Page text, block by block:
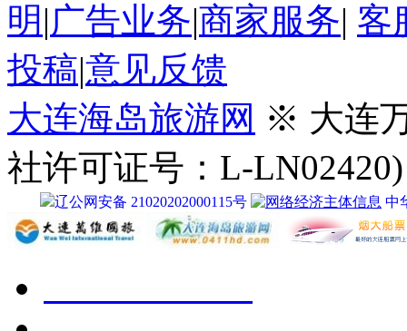
明 |广告业务|商家服务| 客
投稿|意见反馈
大连海岛旅游网 ※ 大连
社许可证号：L-LN02420)
辽公网安备 21020202000115号 中